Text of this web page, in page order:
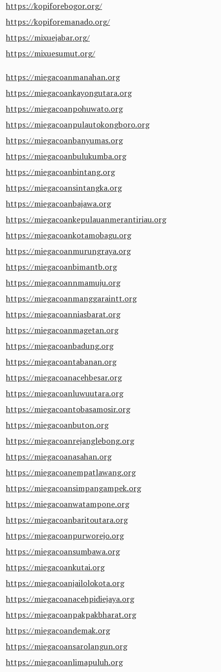
https://kopiforebogor.org/
https://kopiforemanado.org/
https://mixuejabar.org/
https://mixuesumut.org/
https://miegacoanmanahan.org
https://miegacoankayongutara.org
https://miegacoanpohuwato.org
https://miegacoanpulautokongboro.org
https://miegacoanbanyumas.org
https://miegacoanbulukumba.org
https://miegacoanbintang.org
https://miegacoansintangka.org
https://miegacoanbajawa.org
https://miegacoankepulauanmerantiriau.org
https://miegacoankotamobagu.org
https://miegacoanmurungraya.org
https://miegacoanbimantb.org
https://miegacoannmamuju.org
https://miegacoanmanggaraintt.org
https://miegacoanniasbarat.org
https://miegacoanmagetan.org
https://miegacoanbadung.org
https://miegacoantabanan.org
https://miegacoanacehbesar.org
https://miegacoanluwuutara.org
https://miegacoantobasamosir.org
https://miegacoanbuton.org
https://miegacoanrejanglebong.org
https://miegacoanasahan.org
https://miegacoanempatlawang.org
https://miegacoansimpangampek.org
https://miegacoanwatampone.org
https://miegacoanbaritoutara.org
https://miegacoanpurworejo.org
https://miegacoansumbawa.org
https://miegacoankutai.org
https://miegacoanjailolokota.org
https://miegacoanacehpidiejaya.org
https://miegacoanpakpakbharat.org
https://miegacoandemak.org
https://miegacoansarolangun.org
https://miegacoanlimapuluh.org